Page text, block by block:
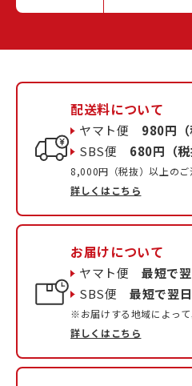
配送料について
ヤマト便 980円（
SBS便 680円（税
8,000円（税抜）以上の
詳しくはこちら
お届けについて
ヤマト便最短で
SBS便最短で翌
※お届けする地域によって
詳しくはこちら